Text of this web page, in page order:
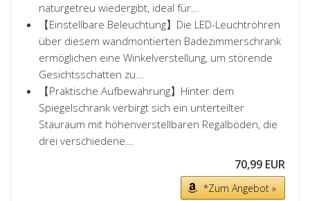
naturgetreu wiedergibt, ideal für...
【Einstellbare Beleuchtung】Die LED-Leuchtröhren
über diesem wandmontierten Badezimmerschrank
ermöglichen eine Winkelverstellung, um störende
Gesichtsschatten zu...
【Praktische Aufbewahrung】Hinter dem
Spiegelschrank verbirgt sich ein unterteilter
Stauraum mit höhenverstellbaren Regalböden, die
drei verschiedene...
70,99 EUR
*Zum Angebot »